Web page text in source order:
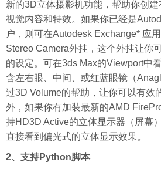
新的3D立体摄影机功能，帮助你创
视觉内容和特效。如果你已经是
户，则可在Autodesk Exchange* 应
Stereo Camera外挂，这个外挂让你
的设定。可在3ds Max的Viewport中
含左右眼、中间、或红蓝眼镜（
过3D Volume的帮助，让你可以有效
外，如果你有加装最新的AMD
持HD3D Active的立体显示器（屏幕
直接看到偏光式的立体显示效果。
2、支持Python脚本